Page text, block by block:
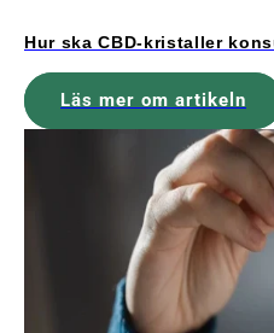
Hur ska CBD-kristaller
Läs mer om artikeln